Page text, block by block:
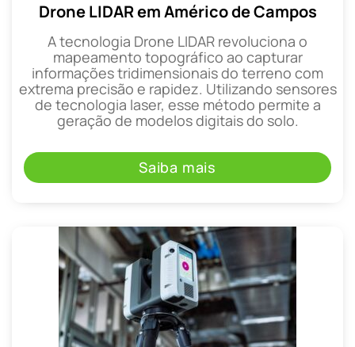
Drone LIDAR em Américo de Campos
A tecnologia Drone LIDAR revoluciona o
mapeamento topográfico ao capturar
informações tridimensionais do terreno com
extrema precisão e rapidez. Utilizando sensores
de tecnologia laser, esse método permite a
geração de modelos digitais do solo.
Saiba mais